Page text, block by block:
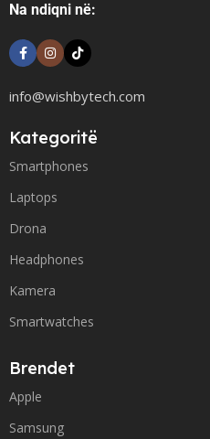
Na ndiqni në:
info@wishbytech.com
Kategoritë
Smartphones
Laptops
Drona
Headphones
Kamera
Smartwatches
Brendet
Apple
Samsung